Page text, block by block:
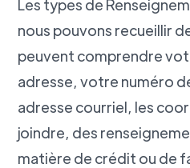
Les types de
nous pouvons recueillir
peuvent comprendre
adresse, votre numéro
adresse courriel, les
joindre, des
matière de crédit ou de